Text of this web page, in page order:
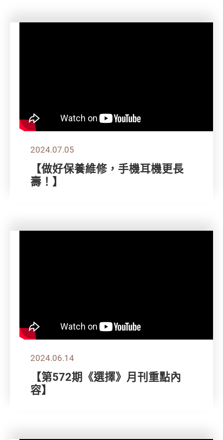
2024.07.05
【做好保養維修，手機耳機更長
壽！】
2024.06.14
【第572期《選擇》月刊重點內
容】